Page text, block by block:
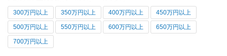
300万円以上 350万円以上 400万円以上 450万円以上
500万円以上 550万円以上 600万円以上 650万円以上
700万円以上